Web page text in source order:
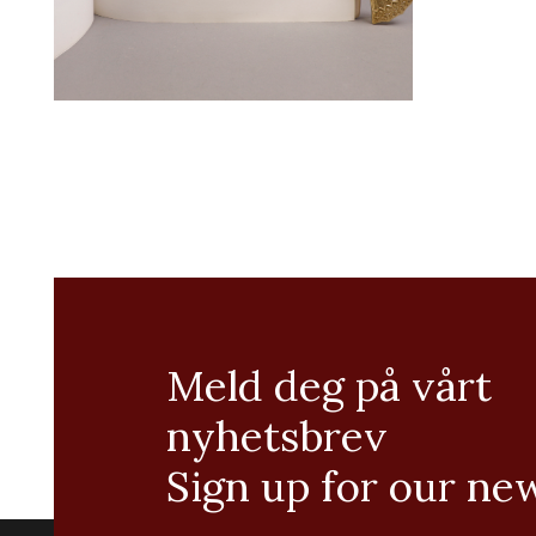
Meld deg på vårt
nyhetsbrev
Sign up for our